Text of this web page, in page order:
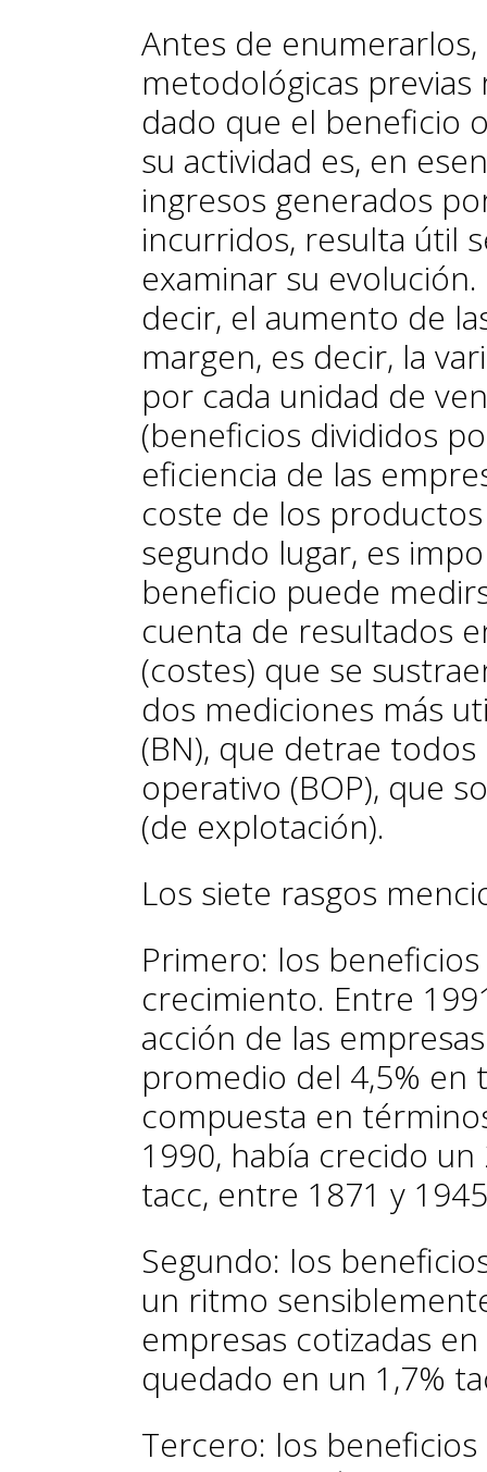
Antes de
metodológicas
dado que el beneficio
su actividad es, en
ingresos generados
incurridos, resulta útil
examinar su
decir, el aumento de
margen, es decir, la
por cada unidad de
(beneficios divididos
eficiencia de las
coste de los
segundo lugar, es
beneficio puede
cuenta de resultados
(costes) que se
dos mediciones más
(BN), que detrae
operativo (BOP), que
(de explotación).
Los siete rasgos
Primero: los
crecimiento. Entre
acción de las
promedio del 4,5% en
compuesta en
1990, había crecido
tacc, entre 1871 y
Segundo: los
un ritmo
empresas cotizadas
quedado en un 1,7%
Tercero: los